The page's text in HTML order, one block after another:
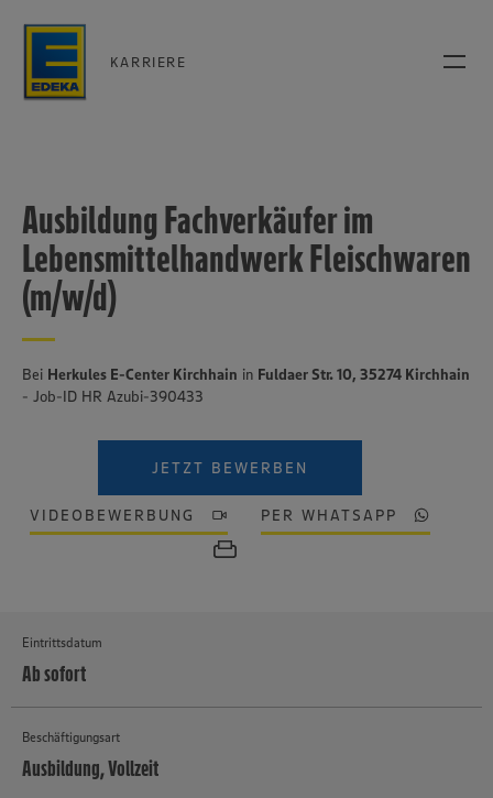
KARRIERE
Ausbildung Fachverkäufer im
Lebensmittelhandwerk Fleischwaren
(m/w/d)
Bei Herkules E-Center Kirchhain in Fuldaer Str. 10, 35274 Kirchhain
- Job-ID HR Azubi-390433
JETZT BEWERBEN
VIDEOBEWERBUNG PER WHATSAPP
Eintrittsdatum
Ab sofort
Beschäftigungsart
Ausbildung, Vollzeit